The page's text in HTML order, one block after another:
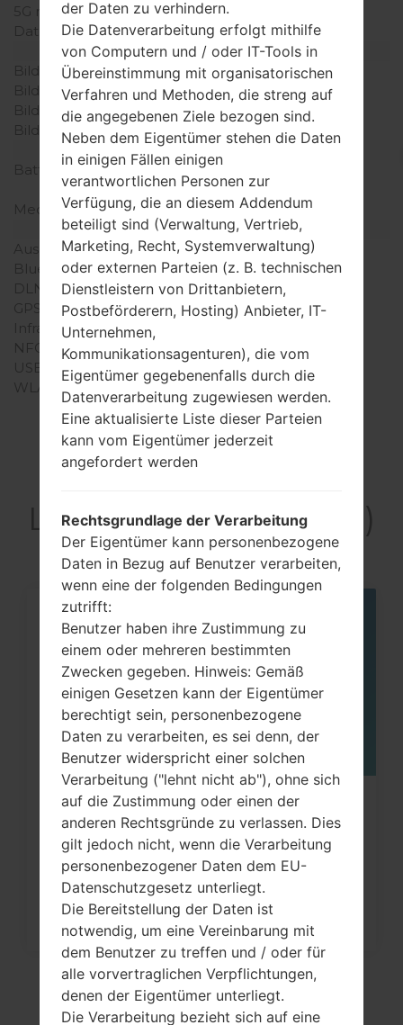
5G network
-
Daten
-
Anzeige
Bildschirmgröße
-
Bildschirmtyp
TFT
Bildschirmerweiterung
240 x 320 Pixel
Bildschirmfarben
256K Farben
Batterie und Tastatur
Batteriekapazität
entfernbar Li-Ion 1000
mAh
Mechanische Tastatur
Ja
Interfaces
Ausgabe für Audio
-
Bluetooth
-
DLNA
Nein
GPS
-
Infrarotanschluss
NFC
Nein
USB
WLAN
-
LGLB1200(LGLB1200)
Wie kann man die
Werkseinstellungen durch Code au
LG...
der Daten zu verhindern.
Die Datenverarbeitung erfolgt mithilfe
von Computern und / oder IT-Tools in
Übereinstimmung mit organisatorischen
Verfahren und Methoden, die streng auf
die angegebenen Ziele bezogen sind.
Neben dem Eigentümer stehen die Daten
in einigen Fällen einigen
verantwortlichen Personen zur
Verfügung, die an diesem Addendum
beteiligt sind (Verwaltung, Vertrieb,
Marketing, Recht, Systemverwaltung)
oder externen Parteien (z. B. technischen
Dienstleistern von Drittanbietern,
Postbeförderern, Hosting) Anbieter, IT-
Unternehmen,
Kommunikationsagenturen), die vom
Eigentümer gegebenenfalls durch die
Datenverarbeitung zugewiesen werden.
Eine aktualisierte Liste dieser Parteien
kann vom Eigentümer jederzeit
angefordert werden
Rechtsgrundlage der Verarbeitung
Der Eigentümer kann personenbezogene
Daten in Bezug auf Benutzer verarbeiten,
wenn eine der folgenden Bedingungen
zutrifft:
Benutzer haben ihre Zustimmung zu
einem oder mehreren bestimmten
Zwecken gegeben. Hinweis: Gemäß
einigen Gesetzen kann der Eigentümer
berechtigt sein, personenbezogene
Daten zu verarbeiten, es sei denn, der
Benutzer widerspricht einer solchen
Verarbeitung ("lehnt nicht ab"), ohne sich
auf die Zustimmung oder einen der
anderen Rechtsgründe zu verlassen. Dies
gilt jedoch nicht, wenn die Verarbeitung
personenbezogener Daten dem EU-
Datenschutzgesetz unterliegt.
Die Bereitstellung der Daten ist
notwendig, um eine Vereinbarung mit
dem Benutzer zu treffen und / oder für
alle vorvertraglichen Verpflichtungen,
denen der Eigentümer unterliegt.
Die Verarbeitung bezieht sich auf eine